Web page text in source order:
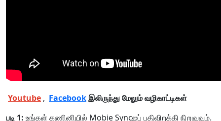
Youtube , Facebookஇலிருந்து மேலும் வழிகாட்டிகள்
படி 1: உங்கள் கணினியில் Mobie Syncஐப் பதிவிறக்கி நிறுவவும்.